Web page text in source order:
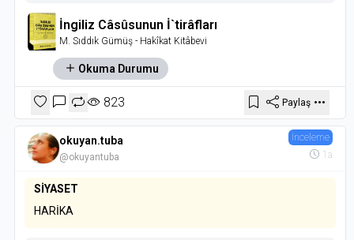
İngiliz Câsûsunun İ`tirâfları
M. Sıddık Gümüş - Hakîkat Kitâbevi
Okuma Durumu
823 Paylaş
okuyan.tuba
@okuyantuba
İnceleme
1a
SİYASET
HARİKA